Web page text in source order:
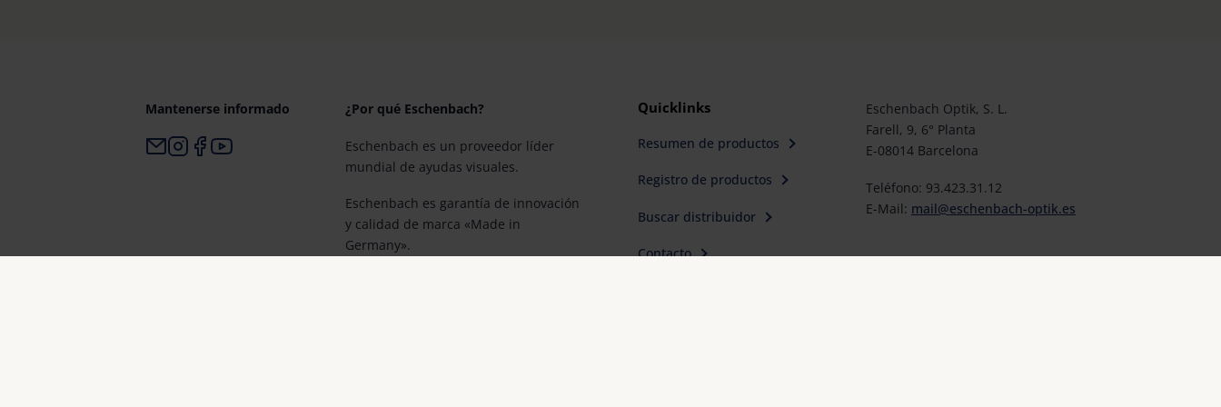
Mantenerse informado ¿Por qué Eschenbach?
Eschenbach es un proveedor líder
mundial de ayudas visuales.
Eschenbach es garantía de innovación
y calidad de marca «Made in
Germany».
Quicklinks
Resumen de productos
Registro de productos
Buscar distribuidor
Contacto
Eschenbach Optik, S. L.
Farell, 9, 6° Planta
E-08014 Barcelona
Teléfono: 93.423.31.12
E-Mail: mail@eschenbach-optik.es